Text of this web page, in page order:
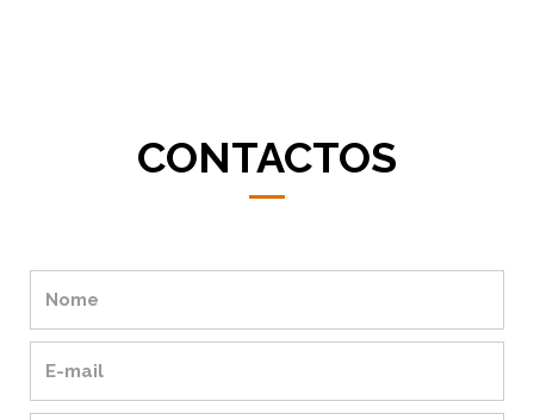
CONTACTOS